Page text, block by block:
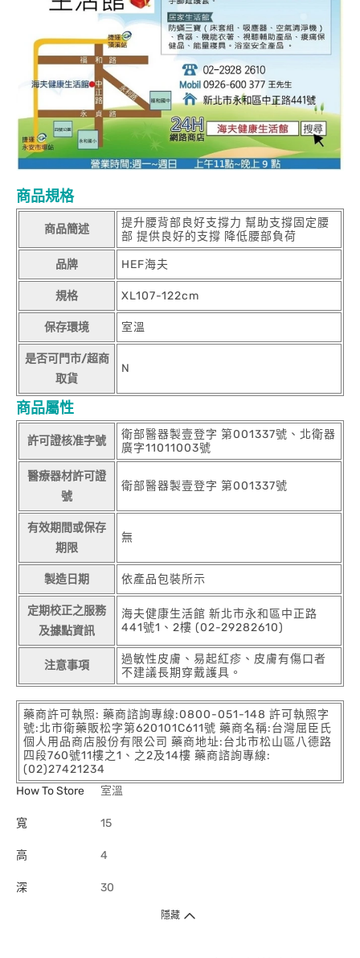
商品規格
商品簡述
提升腰背部良好支撐力 幫助支撐固定腰
部 提供良好的支撐 降低腰部負荷
品牌 HEF海夫
規格 XL107-122cm
保存環境 室溫
是否可門市/超商
取貨
N
商品屬性
許可證核准字號
衛部醫器製壹登字 第001337號、北衛器
廣字11011003號
醫療器材許可證
號
衛部醫器製壹登字 第001337號
有效期間或保存
期限
無
製造日期 依產品包裝所示
定期校正之服務
及據點資訊
海夫健康生活館 新北市永和區中正路
441號1、2樓 (02-29282610)
注意事項
過敏性皮膚、易起紅疹、皮膚有傷口者
不建議長期穿戴護具。
藥商許可執照: 藥商諮詢專線:0800-051-148 許可執照字
號:北市衛藥販松字第620101C611號 藥商名稱:台灣屈臣氏
個人用品商店股份有限公司 藥商地址:台北市松山區八德路
四段760號11樓之1、之2及14樓 藥商諮詢專線:
(02)27421234
How To Store
室溫
寬 15
高 4
深 30
隱藏